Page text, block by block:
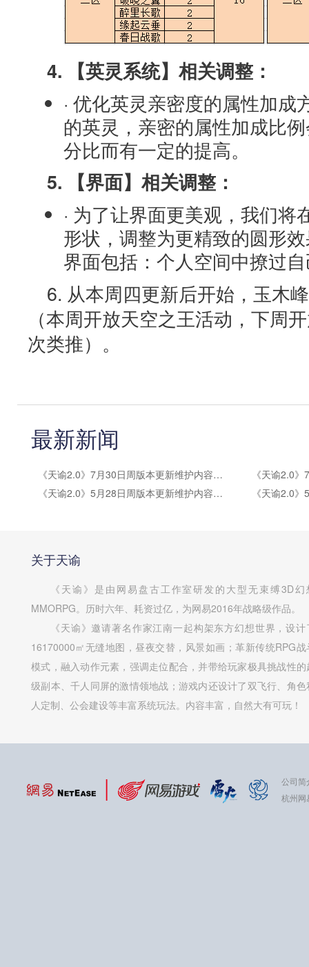
4. 【英灵系统】相关调整：
· 优化英灵亲密度的属性加
的英灵，亲密的属性加成比
分比而有一定的提高。
5. 【界面】相关调整：
· 为了让界面更美观，我们
形状，调整为更精致的圆形
界面包括：个人空间中撩过
6. 从本周四更新后开始，玉木
（本周开放天空之王活动，下周
次类推）。
最新新闻
《天谕2.0》7月30日周版本更新维护内容公告
《天谕2.0》5月28日周版本更新维护内容公告
关于天谕
《天谕》是由网易盘古工作室研发的大型无束缚3D幻
MMORPG。历时六年、耗资过亿，为网易2016年战略级作品。
《天谕》邀请著名作家江南一起构架东方幻想世界，设计
16170000㎡无缝地图，昼夜交替，风景如画；革新传统RPG战
模式，融入动作元素，强调走位配合，并带给玩家极具挑战性的
级副本、千人同屏的激情领地战；游戏内还设计了双飞行、角色
人定制、公会建设等丰富系统玩法。内容丰富，自然大有可玩！
公司简
杭州